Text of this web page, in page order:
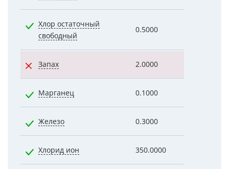
Хлор остаточный
свободный
0.5000
Запах 2.0000
Марганец 0.1000
Железо 0.3000
Хлорид ион 350.0000